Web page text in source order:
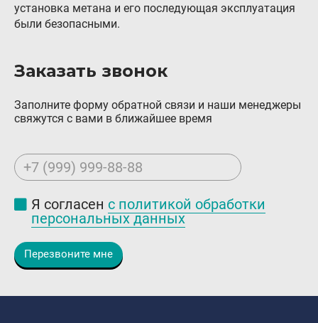
установка метана и его последующая эксплуатация
были безопасными.
Заказать звонок
Заполните форму обратной связи и наши менеджеры
свяжутся с вами в ближайшее время
+7 (999) 999-88-88
Я согласен с политикой обработки
персональных данных
Перезвоните мне